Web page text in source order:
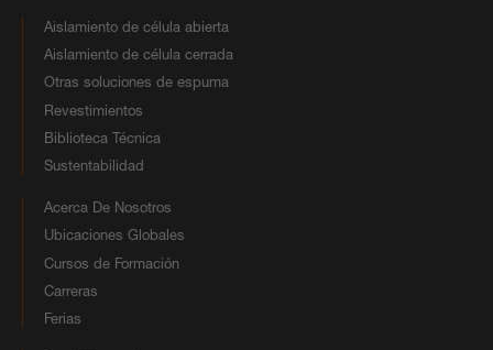
Aislamiento de célula abierta
Aislamiento de célula cerrada
Otras soluciones de espuma
Revestimientos
Biblioteca Técnica
Sustentabilidad
Acerca De Nosotros
Ubicaciones Globales
Cursos de Formación
Carreras
Ferias